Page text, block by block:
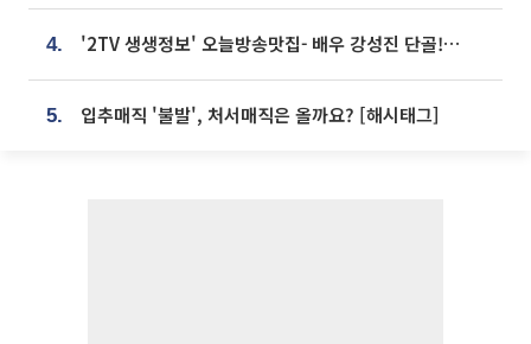
4. '2TV 생생정보' 오늘방송맛집- 배우 강성진 단골! 쌀국수ㆍ푸팟퐁 커리 맛집 '블○○○'
5. 입추매직 '불발', 처서매직은 올까요? [해시태그]